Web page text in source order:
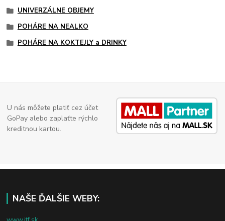
UNIVERZÁLNE OBJEMY
POHÁRE NA NEALKO
POHÁRE NA KOKTEJLY a DRINKY
U nás môžete platiť cez účet
GoPay alebo zaplaťte rýchlo
kreditnou kartou.
NAŠE ĎALŠIE WEBY: